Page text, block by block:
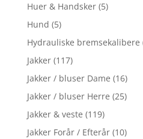
Huer & Handsker (5)
Hund (5)
Hydrauliske bremsekalibere
Jakker (117)
Jakker / bluser Dame (16)
Jakker / bluser Herre (25)
Jakker & veste (119)
Jakker Forår / Efterår (10)